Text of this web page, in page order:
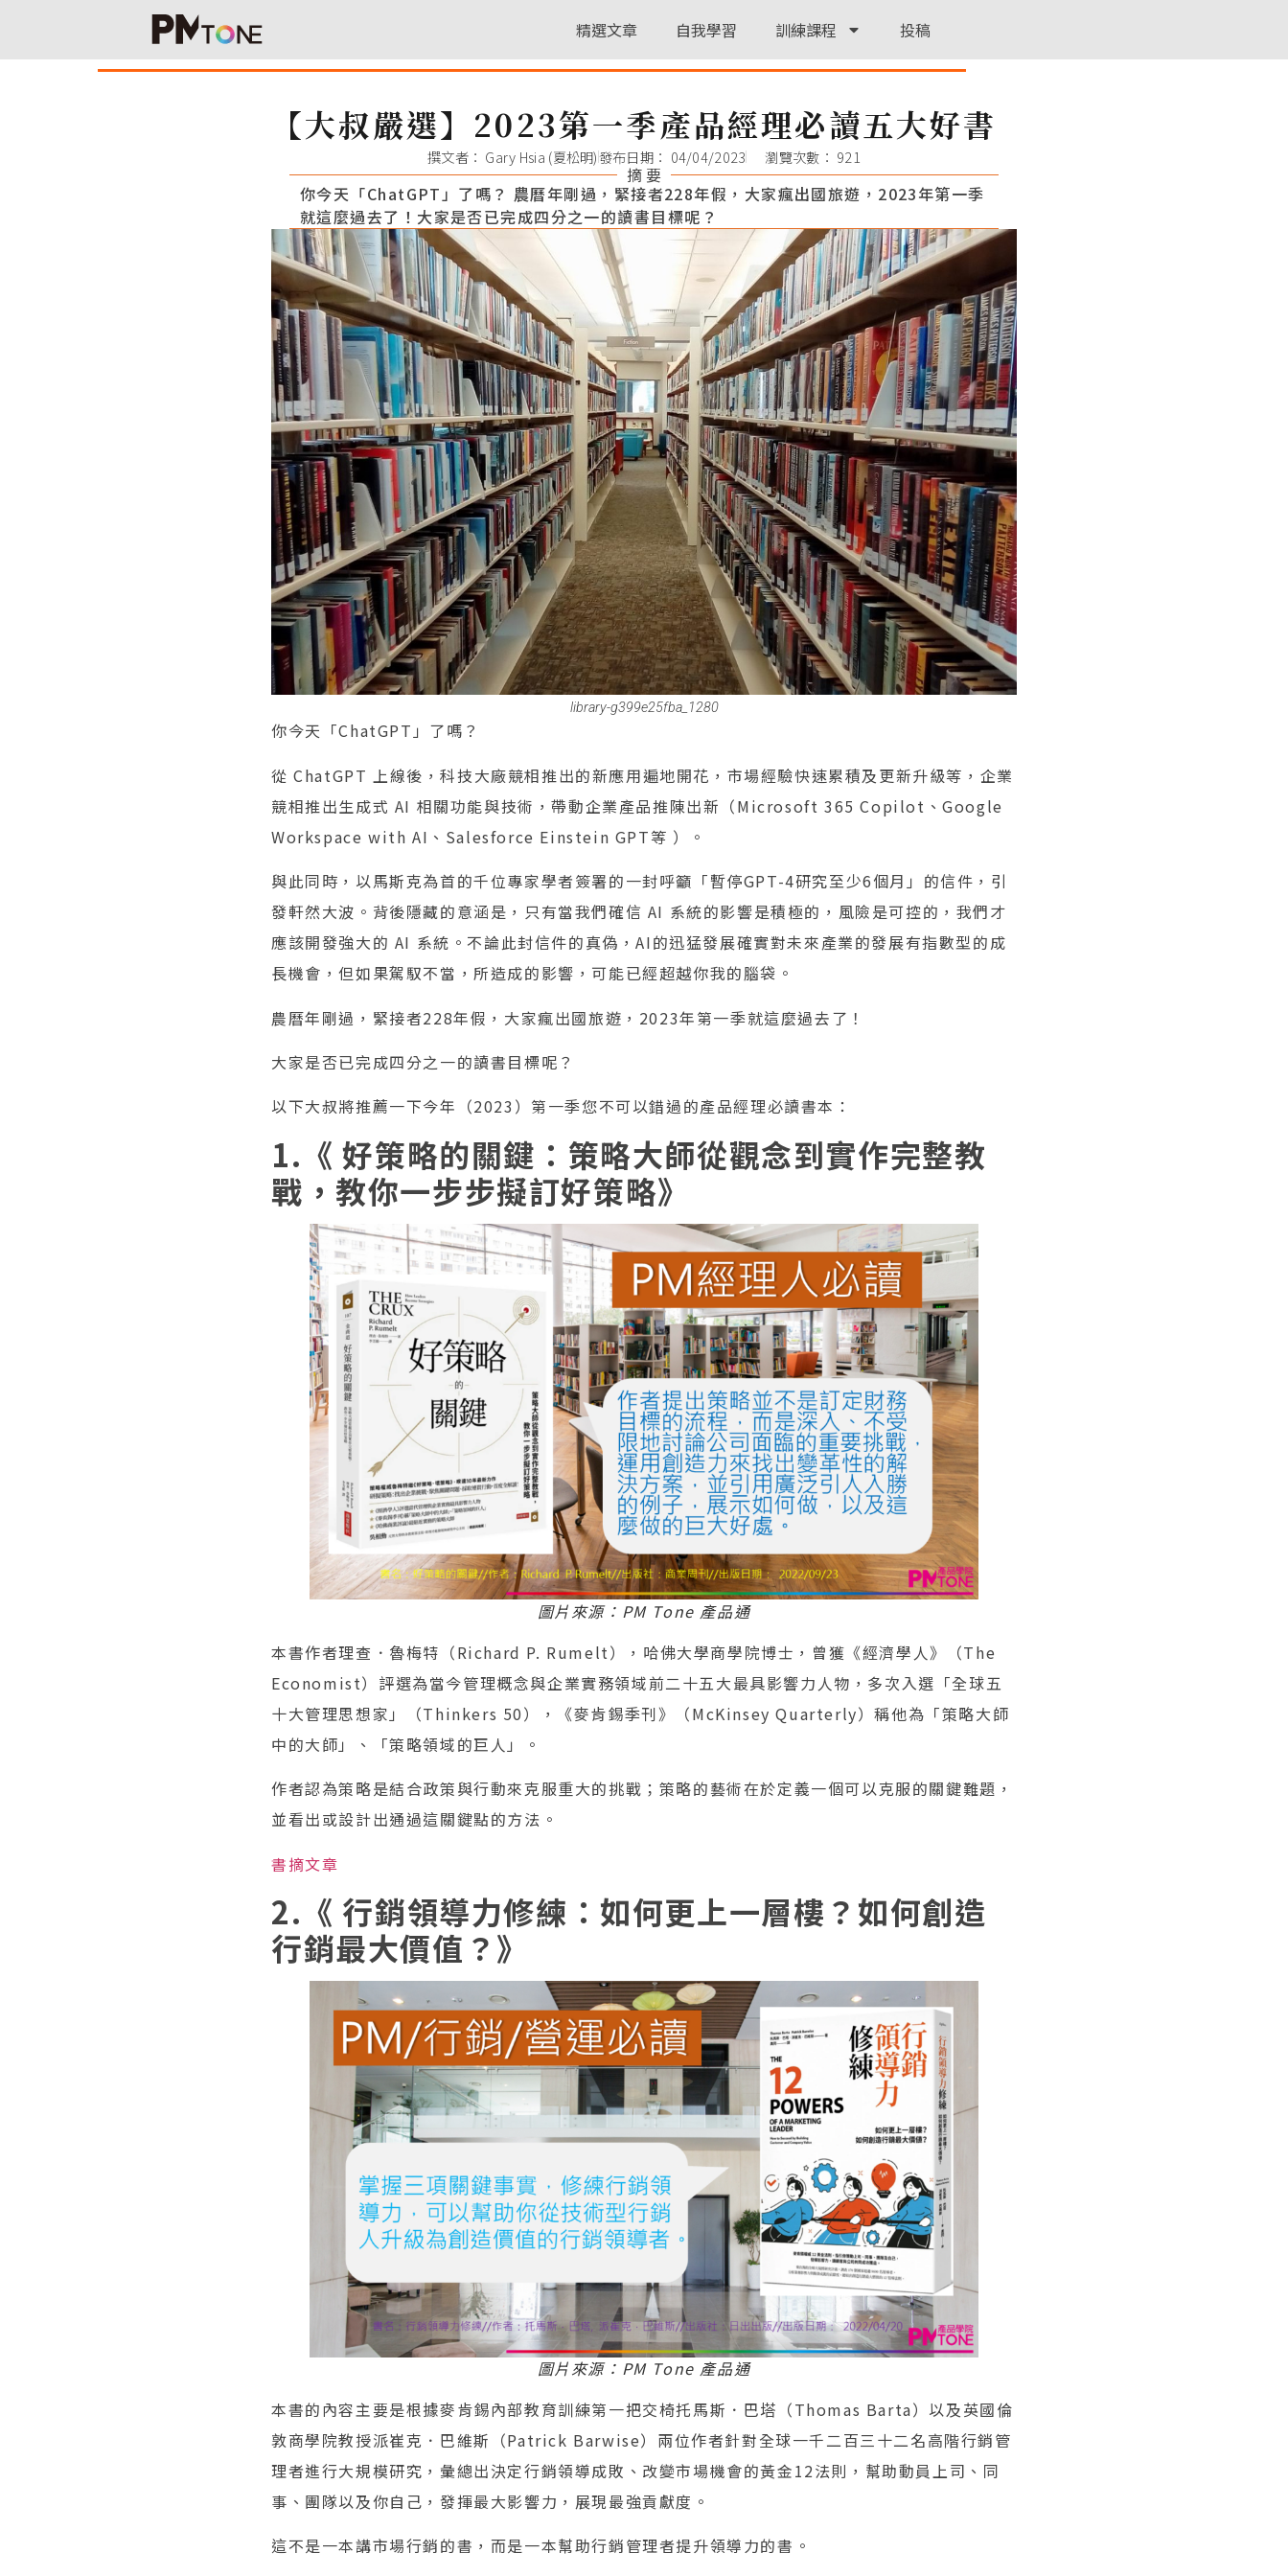
精選文章 自我學習 訓練課程 投稿
【大叔嚴選】2023第一季產品經理必讀五大好書
撰文者： Gary Hsia (夏松明)發布日期： 04/04/2023 瀏覽次數： 921
摘 要
你今天「ChatGPT」了嗎？ 農曆年剛過，緊接者228年假，大家瘋出國旅遊，2023年第一季
就這麼過去了！大家是否已完成四分之一的讀書目標呢？
library-g399e25fba_1280
你今天「ChatGPT」了嗎？
從 ChatGPT 上線後，科技大廠競相推出的新應用遍地開花，市場經驗快速累積及更新升級等，企業
競相推出生成式 AI 相關功能與技術，帶動企業產品推陳出新（Microsoft 365 Copilot、Google
Workspace with AI、Salesforce Einstein GPT等 ）。
與此同時，以馬斯克為首的千位專家學者簽署的一封呼籲「暫停GPT-4研究至少6個月」的信件，引
發軒然大波。背後隱藏的意涵是，只有當我們確信 AI 系統的影響是積極的，風險是可控的，我們才
應該開發強大的 AI 系統。不論此封信件的真偽，AI的迅猛發展確實對未來產業的發展有指數型的成
長機會，但如果駕馭不當，所造成的影響，可能已經超越你我的腦袋。
農曆年剛過，緊接者228年假，大家瘋出國旅遊，2023年第一季就這麼過去了！
大家是否已完成四分之一的讀書目標呢？
以下大叔將推薦一下今年（2023）第一季您不可以錯過的產品經理必讀書本：
1.《 好策略的關鍵：策略大師從觀念到實作完整教
戰，教你一步步擬訂好策略》
圖片來源：PM Tone 產品通
本書作者理查．魯梅特（Richard P. Rumelt），哈佛大學商學院博士，曾獲《經濟學人》（The
Economist）評選為當今管理概念與企業實務領域前二十五大最具影響力人物，多次入選「全球五
十大管理思想家」（Thinkers 50），《麥肯錫季刊》（McKinsey Quarterly）稱他為「策略大師
中的大師」、「策略領域的巨人」。
作者認為策略是結合政策與行動來克服重大的挑戰；策略的藝術在於定義一個可以克服的關鍵難題，
並看出或設計出通過這關鍵點的方法。
書摘文章
2.《 行銷領導力修練：如何更上一層樓？如何創造
行銷最大價值？》
圖片來源：PM Tone 產品通
本書的內容主要是根據麥肯錫內部教育訓練第一把交椅托馬斯．巴塔（Thomas Barta）以及英國倫
敦商學院教授派崔克．巴維斯（Patrick Barwise）兩位作者針對全球一千二百三十二名高階行銷管
理者進行大規模研究，彙總出決定行銷領導成敗、改變市場機會的黃金12法則，幫助動員上司、同
事、團隊以及你自己，發揮最大影響力，展現最強貢獻度。
這不是一本講市場行銷的書，而是一本幫助行銷管理者提升領導力的書。